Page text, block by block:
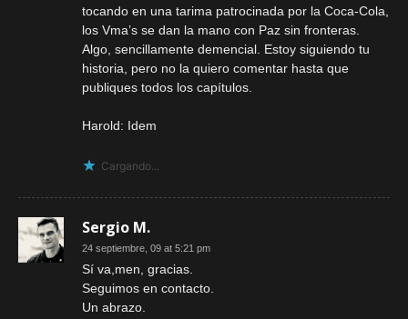
tocando en una tarima patrocinada por la Coca-Cola,
los Vma’s se dan la mano con Paz sin fronteras.
Algo, sencillamente demencial. Estoy siguiendo tu
historia, pero no la quiero comentar hasta que
publiques todos los capítulos.
Harold: Idem
Cargando...
Sergio M.
24 septiembre, 09 at 5:21 pm
Sí va,men, gracias.
Seguimos en contacto.
Un abrazo.